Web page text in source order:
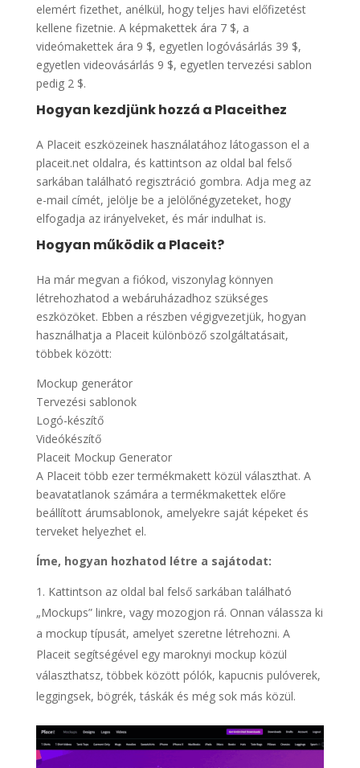
elemért fizethet, anélkül, hogy teljes havi előfizetést
kellene fizetnie. A képmakettek ára 7 $, a
videómakettek ára 9 $, egyetlen logóvásárlás 39 $,
egyetlen videovásárlás 9 $, egyetlen tervezési sablon
pedig 2 $.
Hogyan kezdjünk hozzá a Placeithez
A Placeit eszközeinek használatához látogasson el a
placeit.net oldalra, és kattintson az oldal bal felső
sarkában található regisztráció gombra. Adja meg az
e-mail címét, jelölje be a jelölőnégyzeteket, hogy
elfogadja az irányelveket, és már indulhat is.
Hogyan működik a Placeit?
Ha már megvan a fiókod, viszonylag könnyen
létrehozhatod a webáruházadhoz szükséges
eszközöket. Ebben a részben végigvezetjük, hogyan
használhatja a Placeit különböző szolgáltatásait,
többek között:
Mockup generátor
Tervezési sablonok
Logó-készítő
Videókészítő
Placeit Mockup Generator
A Placeit több ezer termékmakett közül választhat. A
beavatatlanok számára a termékmakettek előre
beállított árumsablonok, amelyekre saját képeket és
terveket helyezhet el.
Íme, hogyan hozhatod létre a sajátodat:
Kattintson az oldal bal felső sarkában található
„Mockups” linkre, vagy mozogjon rá. Onnan válassza ki
a mockup típusát, amelyet szeretne létrehozni. A
Placeit segítségével egy maroknyi mockup közül
választhatsz, többek között pólók, kapucnis pulóverek,
leggingsek, bögrék, táskák és még sok más közül.